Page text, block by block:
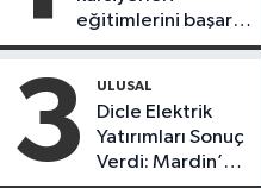
eğitimlerini başarı
ile tamamladı
3 ULUSAL
Dicle Elektrik
Yatırımları Sonuç
Verdi: Mardin’de